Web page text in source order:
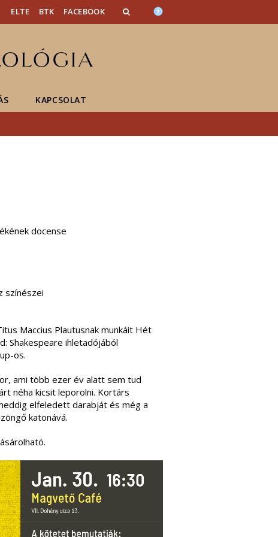
ELTE BTK FACEBOOK
KAPCSOLAT
docense
színészei
Maccius Plautusnak munkáit Hét
Shakespeare ihletadójából
os.
ami több ezer év alatt sem tud
néha kicsit leporolni. Kortárs
elfeledett darabját és még a
katonává.